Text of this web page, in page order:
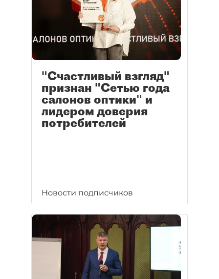
"Счастливый взгляд"
признан "Сетью года
салонов оптики" и
лидером доверия
потребителей
Новости подписчиков